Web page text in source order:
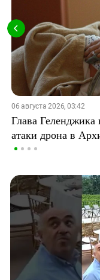
06 августа 2026, 03:42
Глава
атаки дрона в